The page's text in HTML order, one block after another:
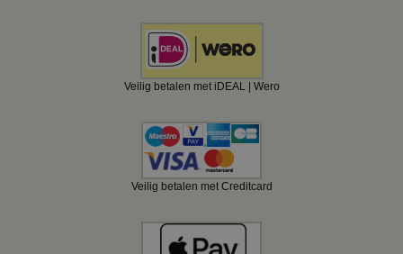
Veilig betalen met iDEAL | Wero
Veilig betalen met Creditcard